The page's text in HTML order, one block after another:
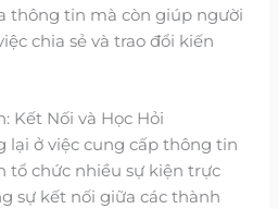
thông tin mà còn giúp người
chia sẻ và trao đổi kiến
Kết Nối và Học Hỏi
lại ở việc cung cấp thông tin
tổ chức nhiều sự kiện trực
sự kết nối giữa các thành